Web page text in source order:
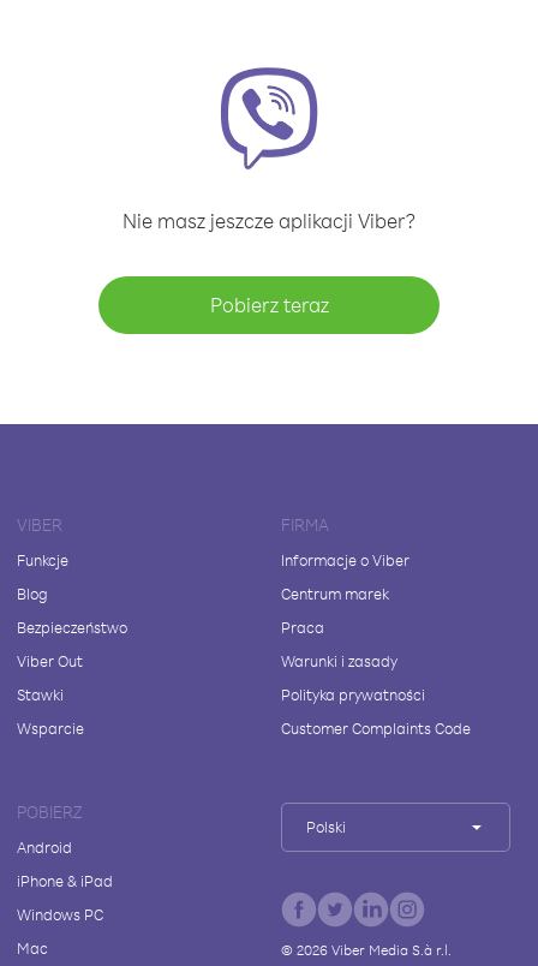
Nie masz jeszcze aplikacji Viber?
Pobierz teraz
VIBER
Funkcje
Blog
Bezpieczeństwo
Viber Out
Stawki
Wsparcie
FIRMA
Informacje o Viber
Centrum marek
Praca
Warunki i zasady
Polityka prywatności
Customer Complaints Code
POBIERZ
Android
iPhone & iPad
Windows PC
Mac
Polski
© 2026Viber Media S.à r.l.